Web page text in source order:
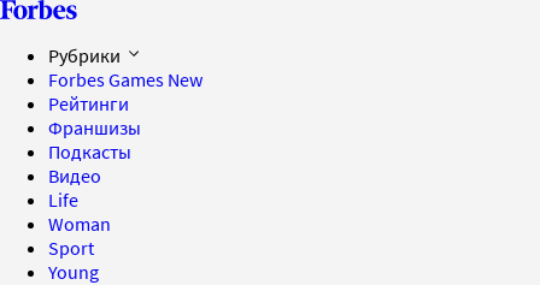
Рубрики
Forbes Games New
Рейтинги
Франшизы
Подкасты
Видео
Life
Woman
Sport
Young